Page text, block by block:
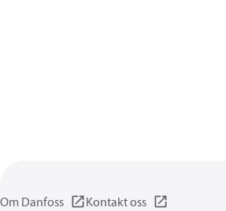
Om Danfoss Kontakt oss